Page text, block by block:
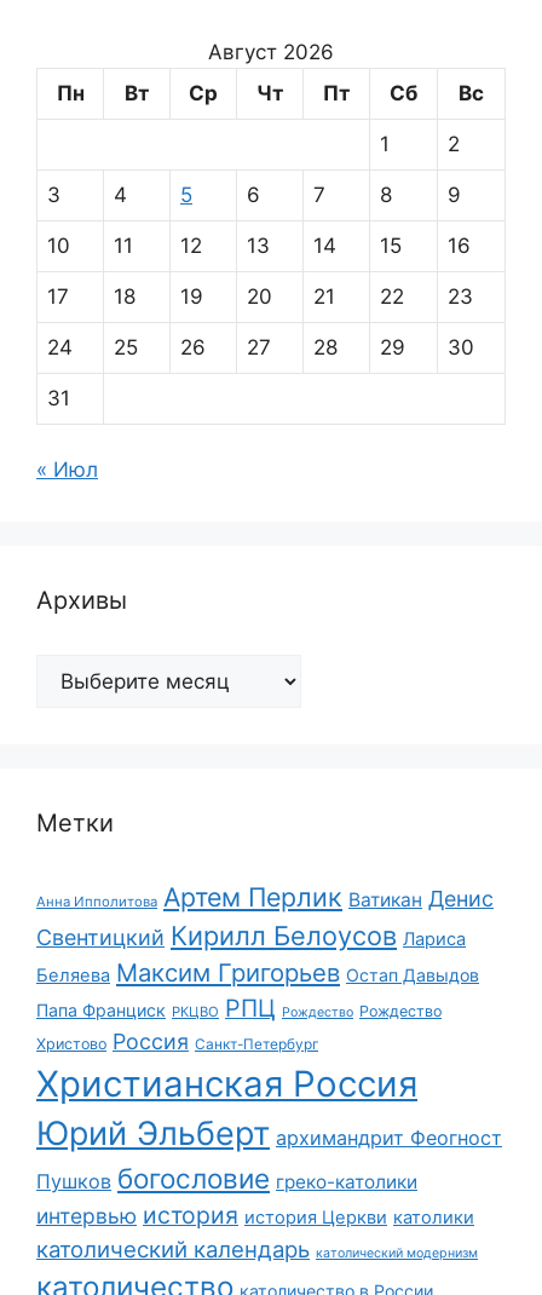
Август 2026
Пн
Вт Ср Чт Пт Сб Вс
1 2
3 4 5 6 7 8 9
10 11 12 13 14 15 16
17 18 19 20 21 22 23
24 25 26 27 28 29 30
31
« Июл
Архивы
Архивы
Метки
Анна Ипполитова Артем Перлик Ватикан Денис
Свентицкий Кирилл Белоусов Лариса
Беляева Максим Григорьев Остап Давыдов
Папа Франциск РКЦВО РПЦ Рождество Рождество
Христово Россия Санкт-Петербург
Христианская Россия
Юрий Эльберт архимандрит Феогност
Пушков богословие греко-католики
интервью история история Церкви католики
католический календарь католический модернизм
католичество